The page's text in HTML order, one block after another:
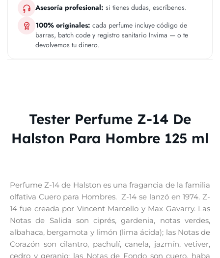
Asesoría profesional: si tienes dudas, escríbenos.
100% originales: cada perfume incluye código de
barras, batch code y registro sanitario Invima — o te
devolvemos tu dinero.
Tester Perfume Z-14 De
Halston Para Hombre 125 ml
Perfume Z-14 de Halston es una fragancia de la familia
olfativa Cuero para Hombres. Z-14 se lanzó en 1974. Z-
14 fue creada por Vincent Marcello y Max Gavarry. Las
Notas de Salida son ciprés, gardenia, notas verdes,
albahaca, bergamota y limón (lima ácida); las Notas de
Corazón son cilantro, pachulí, canela, jazmín, vetiver,
cedro y geranio; las Notas de Fondo son cuero, haba